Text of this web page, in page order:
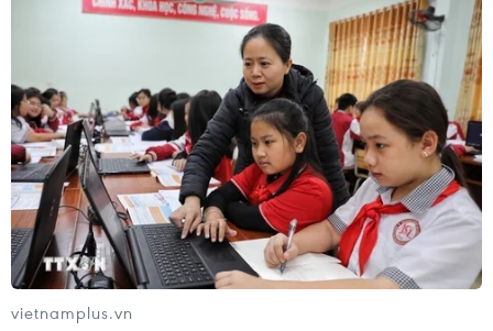
vietnamplus.vn